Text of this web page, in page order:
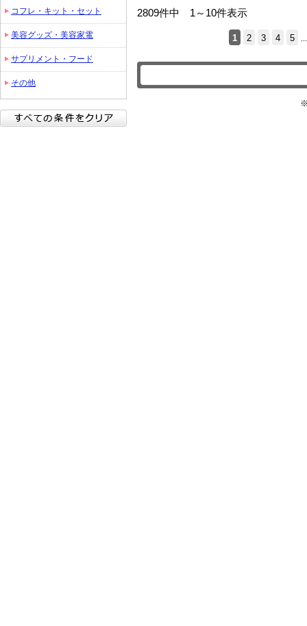
ンド
2809件中 1～10件表示
1 2 3 4 5
※
コフレ・キット・セット
美容グッズ・美容家電
サプリメント・フード
その他